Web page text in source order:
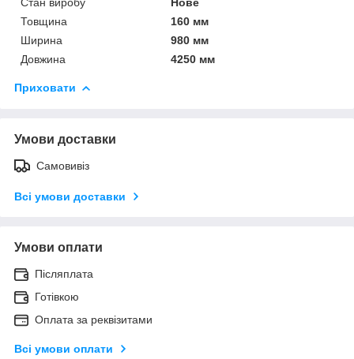
Товщина
160 мм
Ширина
980 мм
Довжина
4250 мм
Приховати
Умови доставки
Самовивіз
Всі умови доставки
Умови оплати
Післяплата
Готівкою
Оплата за реквізитами
Всі умови оплати